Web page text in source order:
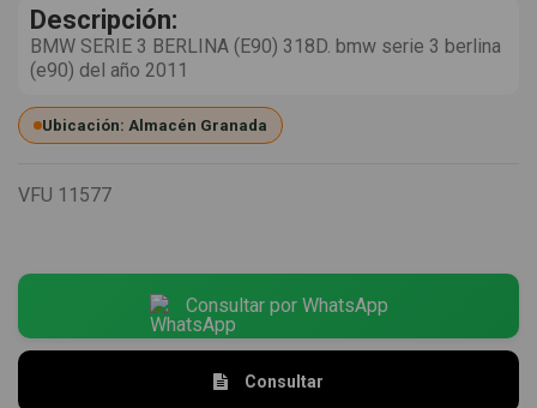
Descripción:
BMW SERIE 3 BERLINA (E90) 318D. bmw serie 3 berlina
(e90) del año 2011
Ubicación: Almacén Granada
VFU 11577
Consultar por WhatsApp
Consultar